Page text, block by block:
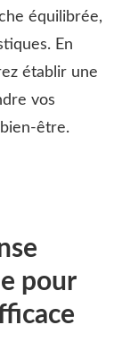
équilibrée,
En
établir une
vos
être.
pour